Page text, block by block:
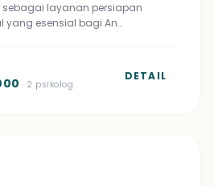
sebagai layanan persiapan
yang esensial bagi An…
· 2 psikolog
DETAIL